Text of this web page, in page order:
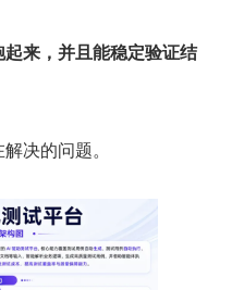
来，并且能稳定验证结
决的问题。